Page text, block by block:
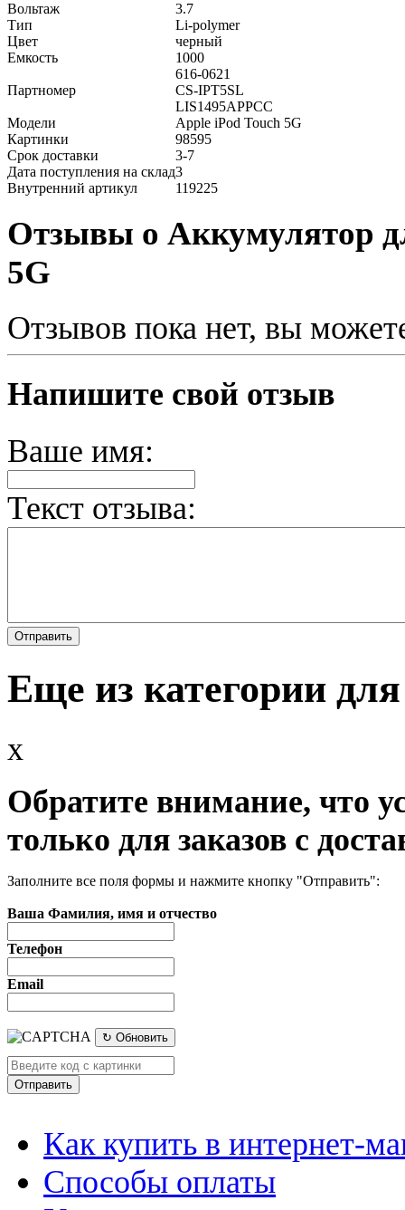
Вольтаж
3.7
Тип
Li-polymer
Цвет
черный
Емкость
1000
Партномер
616-0621
CS-IPT5SL
LIS1495APPCC
Модели
Apple iPod Touch 5G
Картинки
98595
Срок доставки
3-7
Дата поступления на склад3
Внутренний артикул
119225
Отзывы о Аккумулятор
5G
Отзывов пока нет, вы
Напишите свой отзыв
Ваше имя:
Текст отзыва:
Еще из категории
x
Обратите внимание, что
только для заказов с
Заполните все поля формы и нажмите кнопку "Отправить":
Ваша Фамилия, имя и отчество
Телефон
Email
↻ Обновить
Как купить в интернет-
Способы оплаты